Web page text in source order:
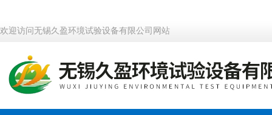
欢迎访问无锡久盈环境试验设备有限公司网站